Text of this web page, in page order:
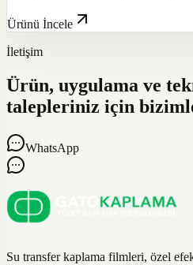
Ürünü İncele
İletişim
Ürün, uygulama ve
talepleriniz için
WhatsApp
Su transfer kaplama filmleri, özel